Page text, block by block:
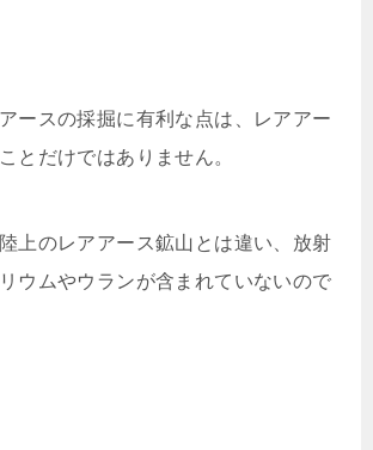
ースの採掘に有利な点は、レアアー
とだけではありません。
上のレアアース鉱山とは違い、放射
ウムやウランが含まれていないので